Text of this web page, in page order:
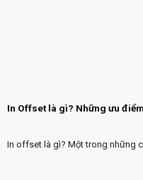
In Offset là gì? Những ưu
In offset là gì? Một trong những